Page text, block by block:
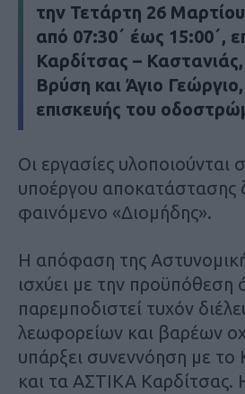
την Τετάρτη 26
από 07:30΄ έως 15:00΄,
Καρδίτσας –
Βρύση και Άγιο
επισκευής του
Οι εργασίες υλοποιούνται
υποέργου αποκατάστασης
φαινόμενο «Διομήδης».
Η απόφαση της
ισχύει με την προϋπόθεση
παρεμποδιστεί τυχόν
λεωφορείων και βαρέων
υπάρξει συνεννόηση με
και τα ΑΣΤΙΚΑ Καρδίτσας.